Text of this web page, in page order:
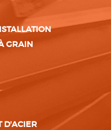
GRAIN
D'ACIER